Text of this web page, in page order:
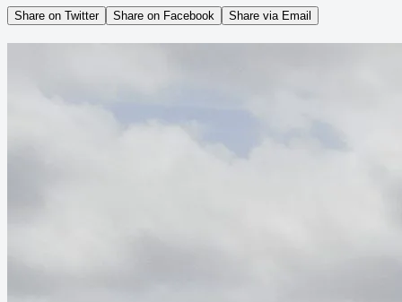
Share on Twitter Share on Facebook Share via Email